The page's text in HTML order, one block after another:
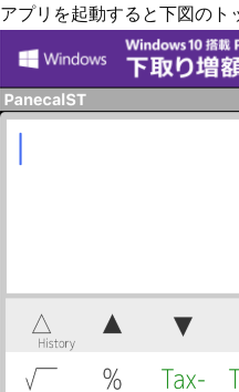
アプリを起動すると下図のト